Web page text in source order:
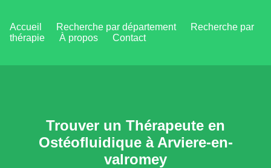
Accueil Recherche par département
Recherche par
thérapie
À propos Contact
Trouver un Thérapeute en
Ostéofluidique à Arviere-en-
valromey